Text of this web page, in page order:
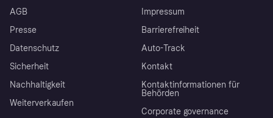
AGB
Presse
Datenschutz
Sicherheit
Nachhaltigkeit
Weiterverkaufen
Impressum
Barrierefreiheit
Auto-Track
Kontakt
Kontaktinformationen für
Behörden
Corporate governance